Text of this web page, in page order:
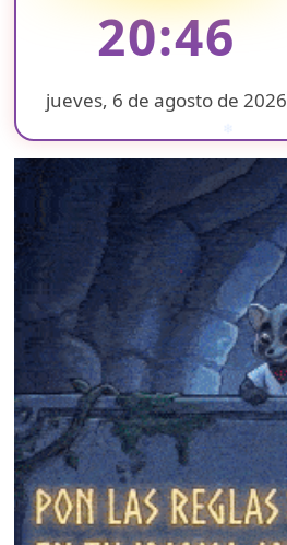
20:46
jueves, 6 de agosto de 2026
❄
❄
❄
❄